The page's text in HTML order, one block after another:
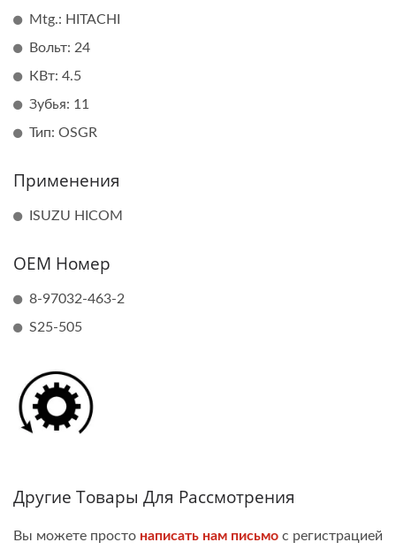
Mtg.: HITACHI
Вольт: 24
КВт: 4.5
Зубья: 11
Тип: OSGR
Применения
ISUZU HICOM
OEM Номер
8-97032-463-2
S25-505
Другие Товары Для Рассмотрения
Вы можете просто написать нам письмо с регистрацией